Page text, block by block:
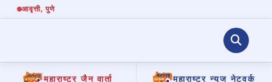
आवृत्ती, पुणे
महाराष्ट्र जैन वार्ता महाराष्ट्र न्युज नेटवर्क